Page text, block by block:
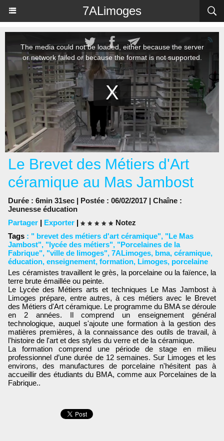
7ALimoges
Le Brevet des Métiers d'Art
céramique au Mas Jambost
Durée : 6min 31sec | Postée : 06/02/2017 | Chaîne :
Jeunesse éducation
Partager | Exporter |
Notez
Tags : " brevet des métiers d'art céramique", "Le Mas
Jambost", "lycée des métiers", "Porcelaines de la
Fabrique", "ville de limoges", 7ALimoges, bma, céramique,
éducation, enseignement, formation, Limoges, porcelaine
Les céramistes travaillent le grès, la porcelaine ou la faïence, la
terre brute émaillée ou peinte.
Le Lycée des Métiers arts et techniques Le Mas Jambost à
Limoges prépare, entre autres, à ces métiers avec le Brevet
des Métiers d'Art céramique. Le programme du BMA se déroule
en 2 années. Il comprend un enseignement général
technologique, auquel s'ajoute une formation à la gestion des
matières premières, à la connaissance des outils de travail, à
l'histoire de l'art et des styles du verre et de la céramique.
La formation comprend une période de stage en milieu
professionnel d’une durée de 12 semaines. Sur Limoges et les
environs, des manufactures de porcelaine n'hésitent pas à
accueillir des étudiants du BMA, comme aux Porcelaines de la
Fabrique..